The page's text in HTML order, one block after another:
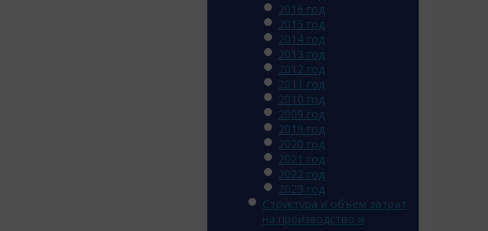
2016 год
2015 год
2014 год
2013 год
2012 год
2011 год
2010 год
2009 год
2019 год
2020 год
2021 год
2022 год
2023 год
Структура и объем затрат
на производство и